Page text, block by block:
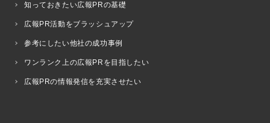
知っておきたい広報PRの基礎
広報PR活動をブラッシュアップ
参考にしたい他社の成功事例
ワンランク上の広報PRを目指したい
広報PRの情報発信を充実させたい